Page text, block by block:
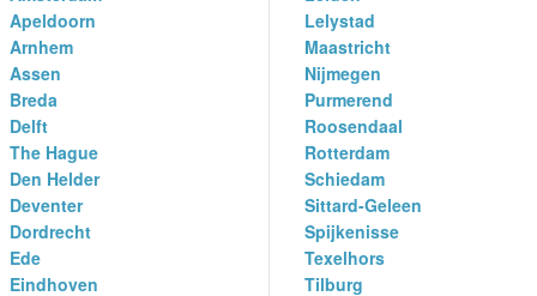
Apeldoorn
Arnhem
Assen
Breda
Delft
The Hague
Den Helder
Deventer
Dordrecht
Ede
Eindhoven
Lelystad
Maastricht
Nijmegen
Purmerend
Roosendaal
Rotterdam
Schiedam
Sittard-Geleen
Spijkenisse
Texelhors
Tilburg